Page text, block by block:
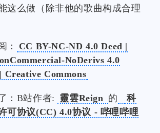
这么做（除非他的歌曲构成合理
：
CC BY-NC-ND 4.0 Deed |
NoDerivs 4.0
Commons
：B站作者: 靈雲Reign 的
科
可协议(CC) 4.0协议 - 哔哩哔哩